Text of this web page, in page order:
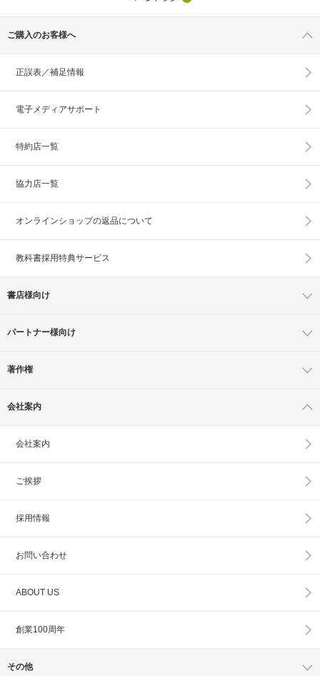
ご購入のお客様へ
正誤表／補足情報
電子メディアサポート
特約店一覧
協力店一覧
オンラインショップの返品について
教科書採用特典サービス
書店様向け
パートナー様向け
著作権
会社案内
会社案内
ご挨拶
採用情報
お問い合わせ
ABOUT US
創業100周年
その他